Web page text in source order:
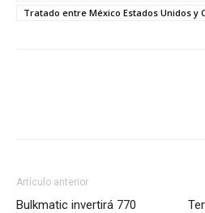
Tratado entre México Estados Unidos y
Artículo anterior
Bulkmatic invertirá 770